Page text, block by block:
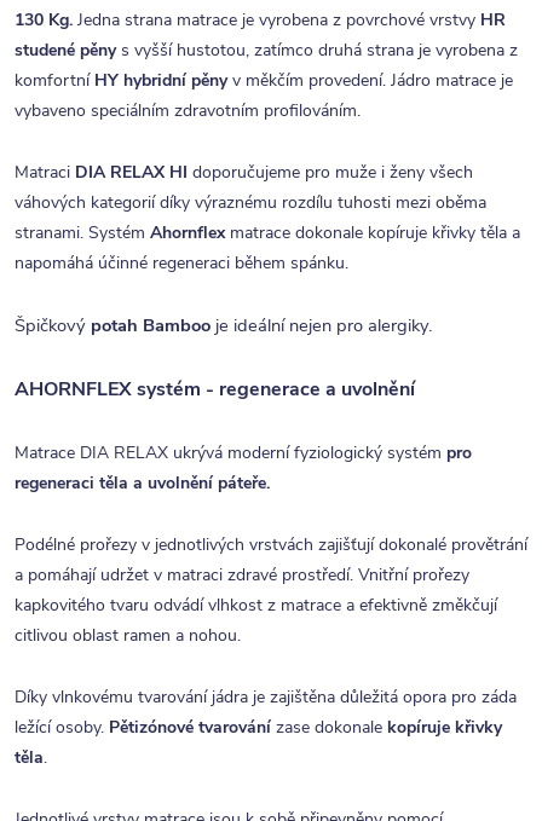
130 Kg. Jedna strana matrace je vyrobena z povrchové vrstvy HR
studené pěnys vyšší hustotou, zatímco druhá strana je vyrobena z
komfortní HY hybridní pěnyv měkčím provedení. Jádro matrace je
vybaveno speciálním zdravotním profilováním.
Matraci DIA RELAX HI doporučujeme pro muže i ženy všech
váhových kategorií díky výraznému rozdílu tuhosti mezi oběma
stranami. Systém Ahornflexmatrace dokonale kopíruje křivky těla a
napomáhá účinné regeneraci během spánku.
Špičkový potah Bamboo je ideální nejen pro alergiky.
AHORNFLEX systém - regenerace a uvolnění
Matrace DIA RELAX ukrývá moderní fyziologický systém pro
regeneraci těla a uvolnění páteře.
Podélné prořezy v jednotlivých vrstvách zajišťují dokonalé provětrání
a pomáhají udržet v matraci zdravé prostředí. Vnitřní prořezy
kapkovitého tvaru odvádí vlhkost z matrace a efektivně změkčují
citlivou oblast ramen a nohou.
Díky vlnkovému tvarování jádra je zajištěna důležitá opora pro záda
ležící osoby. Pětizónové tvarování zase dokonale kopíruje křivky
těla.